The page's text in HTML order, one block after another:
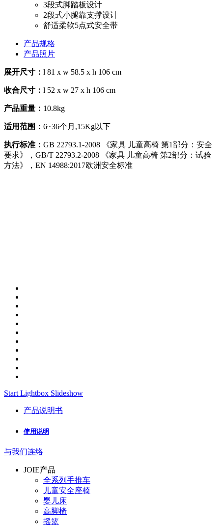
3段式脚踏板设计
2段式小腿靠支撑设计
舒适柔软5点式安全带
产品规格
产品照片
展开尺寸： l 81 x w 58.5 x h 106 cm
收合尺寸： l 52 x w 27 x h 106 cm
产品重量： 10.8kg
适用范围： 6~36个月,15Kg以下
执行标准： GB 22793.1-2008 《家具 儿童高椅 第1部分：安全
要求》，GB/T 22793.2-2008 《家具 儿童高椅 第2部分：试验
方法》，EN 14988:2017欧洲安全标准
Start Lightbox Slideshow
产品说明书
使用说明
与我们连络
JOIE产品
全系列手推车
儿童安全座椅
婴儿床
高脚椅
摇篮